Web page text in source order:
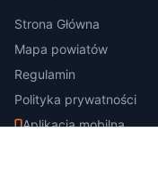
Strona Główna
Mapa powiatów
Regulamin
Polityka prywatności
Aplikacja mobilna